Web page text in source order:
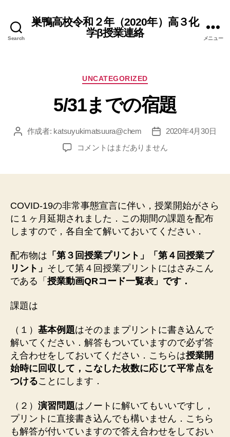
Search
巣鴨高校令和２年（2020年）高３化
学β授業連絡
メニュー
カ
ゴ
リ
UNCATEGORIZED
5/31までの宿題
投 作成者: katsuyukimatsuura@chem
投
稿
日
2020年4月30日
5/31
題
へ
の
コメントはまだありません
COVID-19の非常事態宣言に伴い，授業開始がさら
に１ヶ月延期されました．この期間の課題を配布
しますので，各自全て解いておいてください．
配布物は 「第３回授業プリント」「第４回授業プ
リント」 そして第４回授業プリントにはさみこん
である「 授業動画QRコード一覧表」です．
課題は
（１） 基本例題はそのままプリントに書き込んで
解いてください．解答もついていますので必ず答
え合わせをしておいてください．こちらは授業開
始時に回収して，こなした枚数に応じて平常点を
つけることにします．
（２） 演習問題はノートに解いてもいいですし，
プリントに直接書き込んでも構いません．こちら
も解答が付いていますので答え合わせをしておい